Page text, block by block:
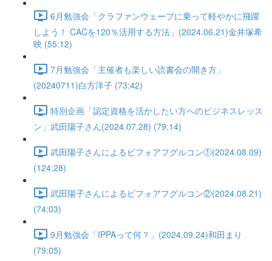
6月勉強会「クラファンウェーブに乗って軽やかに飛躍
しよう！ CACを120％活用する方法」(2024.06.21)金井塚希
映 (55:12)
7月勉強会「主催者も楽しい読書会の開き方」
(20240711)白方洋子 (73:42)
特別企画「認定資格を活かしたい方へのビジネスレッス
ン」武田陽子さん(2024.07.28) (79:14)
武田陽子さんによるビフォアフグルコン①(2024.08.09)
(124:28)
武田陽子さんによるビフォアフグルコン②(2024.08.21)
(74:03)
9月勉強会「IPPAって何？」(2024.09.24)和田まり
(79:05)